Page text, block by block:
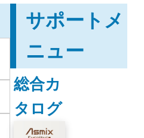
サポートメ
ニュー
総合カ
タログ